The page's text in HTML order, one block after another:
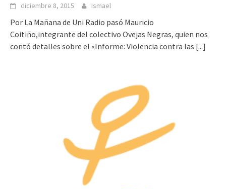
diciembre 8, 2015 Ismael
Por La Mañana de Uni Radio pasó Mauricio
Coitiño,integrante del colectivo Ovejas Negras, quien nos
contó detalles sobre el «Informe: Violencia contra las [...]